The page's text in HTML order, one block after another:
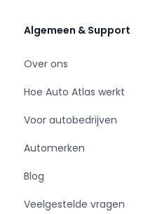
adverteerder.
Onze voorraad
doorgaans uit ruim 400
afkomstig van
betrouwbare partners
Wij begrijpen als geen
bedrijfswagen
en soms niet gelegen
Wij kunnen met u
Algemeen & Support
Over ons
Hoe Auto Atlas werkt
Voor autobedrijven
Automerken
Blog
Veelgestelde vragen